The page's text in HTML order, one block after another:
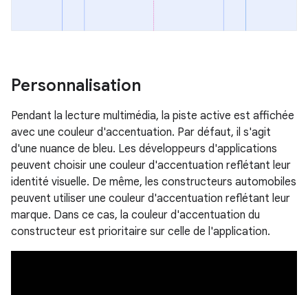
Personnalisation
Pendant la lecture multimédia, la piste active est affichée
avec une couleur d'accentuation. Par défaut, il s'agit
d'une nuance de bleu. Les développeurs d'applications
peuvent choisir une couleur d'accentuation reflétant leur
identité visuelle. De même, les constructeurs automobiles
peuvent utiliser une couleur d'accentuation reflétant leur
marque. Dans ce cas, la couleur d'accentuation du
constructeur est prioritaire sur celle de l'application.